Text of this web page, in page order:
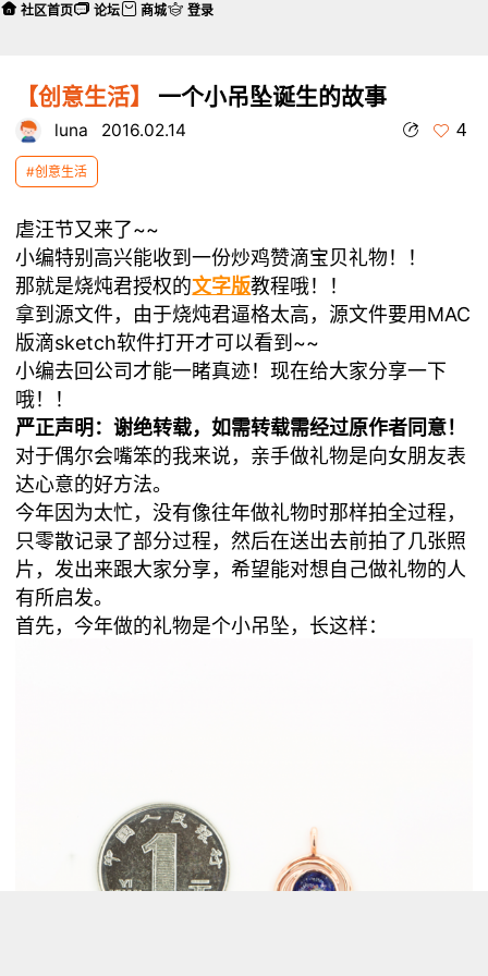
【创意生活】 一个小吊坠诞生的故事
luna 2016.02.14 4
#创意生活
虐汪节又来了~~
小编特别高兴能收到一份炒鸡赞滴宝贝礼物！！
那就是烧炖君授权的文字版教程哦！！
拿到源文件，由于烧炖君逼格太高，源文件要用MAC
版滴sketch软件打开才可以看到~~
小编去回公司才能一睹真迹！现在给大家分享一下
哦！！
严正声明：谢绝转载，如需转载需经过原作者同意！
对于偶尔会嘴笨的我来说，亲手做礼物是向女朋友表
达心意的好方法。
今年因为太忙，没有像往年做礼物时那样拍全过程，
只零散记录了部分过程，然后在送出去前拍了几张照
片，发出来跟大家分享，希望能对想自己做礼物的人
有所启发。
首先，今年做的礼物是个小吊坠，长这样：
社区首页 论坛 商城 登录